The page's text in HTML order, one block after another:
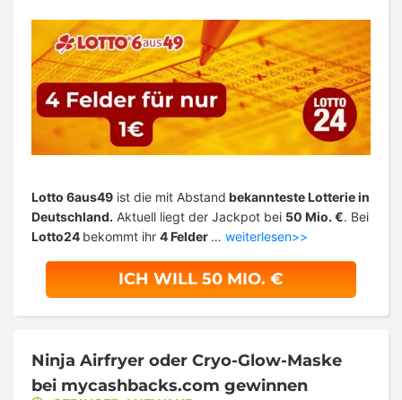
Lotto 6aus49 ist die mit Abstand bekannteste Lotterie in
Deutschland. Aktuell liegt der Jackpot bei 50 Mio. €. Bei
Lotto24 bekommt ihr 4 Felder … weiterlesen>>
ICH WILL 50 MIO. €
Ninja Airfryer oder Cryo-Glow-Maske
bei mycashbacks.com gewinnen